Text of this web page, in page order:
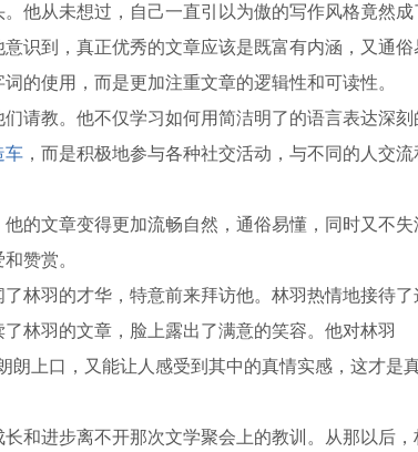
从未想过，自己一直引以为傲的写作风格竟然成
识到，真正优秀的文章应该是既富有内涵，又通俗
的使用，而是更加注重文章的逻辑性和可读性。
教。他不仅学习如何用简洁明了的语言表达深刻
车 ，而是积极地参与各种社交活动，与不同的人交流
文章变得更加流畅自然，通俗易懂，同时又不失
赞赏。
羽的才华，特意前来拜访他。林羽热情地接待了
林羽的文章，脸上露出了满意的笑容。他对林羽
朗上口，又能让人感受到其中的真情实感，这才是
进步离不开那次文学聚会上的教训。从那以后，